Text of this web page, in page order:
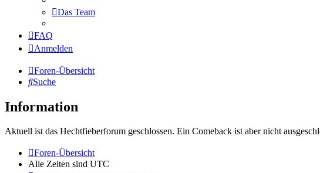
Das Team
FAQ
Anmelden
Foren-Übersicht
Suche
Information
Aktuell ist das Hechtfieberforum geschlossen. Ein Comeback ist aber nicht
Foren-Übersicht
Alle Zeiten sind UTC